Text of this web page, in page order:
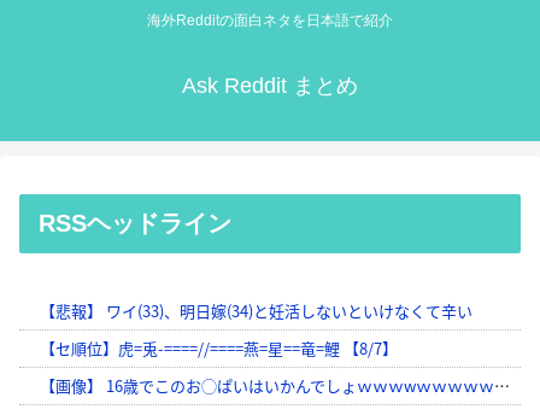
海外Redditの面白ネタを日本語で紹介
Ask Reddit まとめ
RSSヘッドライン